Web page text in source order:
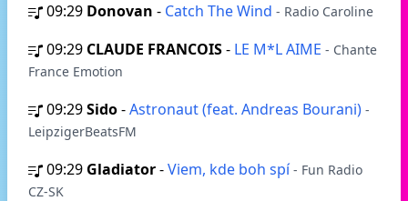
09:29 Donovan - Catch The Wind - Radio Caroline
09:29 CLAUDE FRANCOIS- LE M*L AIME - Chante
France Emotion
09:29Sido-Astronaut (feat. Andreas Bourani) -
LeipzigerBeatsFM
09:29 Gladiator-Viem, kde boh spí- Fun Radio
CZ-SK